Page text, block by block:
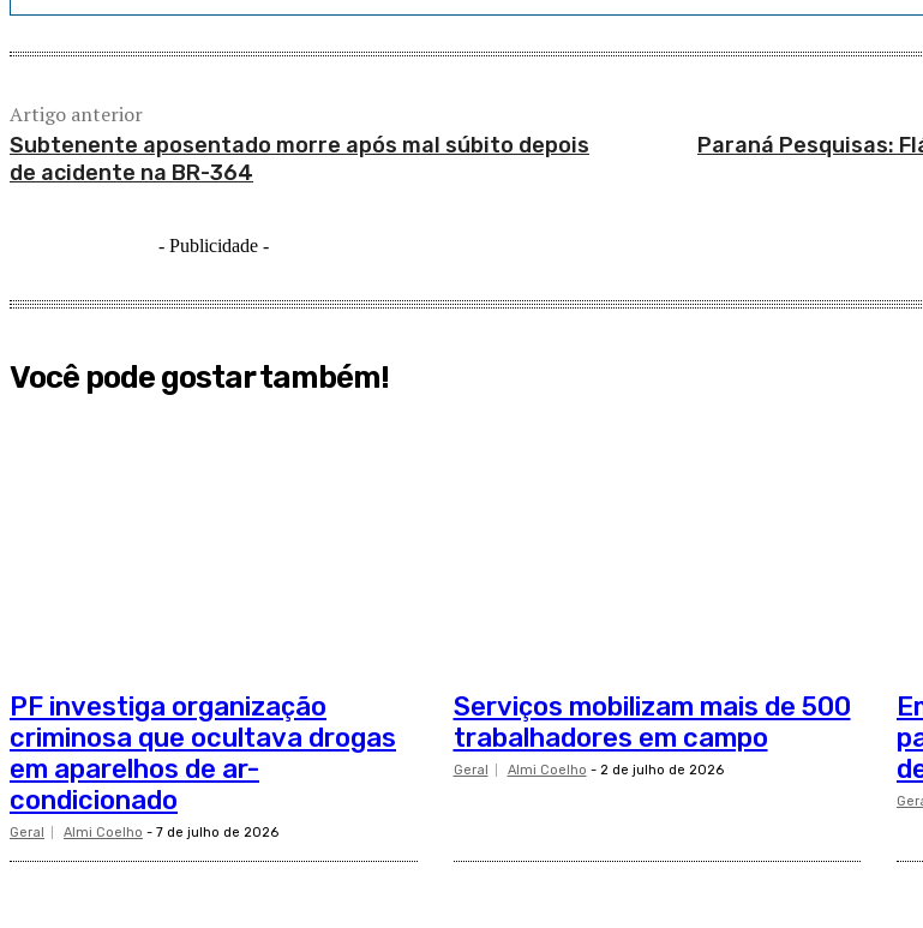
Artigo anterior
Subtenente aposentado morre após mal súbito depois
de acidente na BR-364
Paraná Pesquisas:
- Publicidade -
Você pode gostar também!
PF investiga organização
criminosa que ocultava drogas
em aparelhos de ar-
condicionado
Geral Almi Coelho - 7 de julho de 2026
Serviços mobilizam mais de 500
trabalhadores em campo
Geral Almi Coelho - 2 de julho de 2026